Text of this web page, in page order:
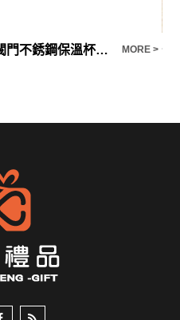
【客製化禮品推薦】尚簡約閥門不銹鋼保溫杯戶外運動隨手水壺訂製 MORE > 卡